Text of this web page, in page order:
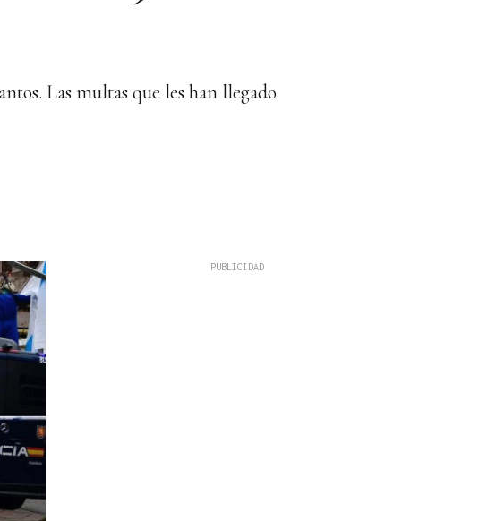
Las multas que les han llegado